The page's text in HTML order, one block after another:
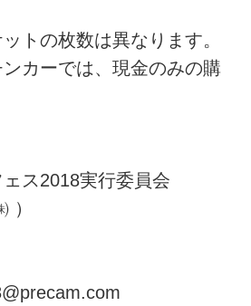
トの枚数は異なります。
カーでは、現金のみの購
ス2018実行委員会
）